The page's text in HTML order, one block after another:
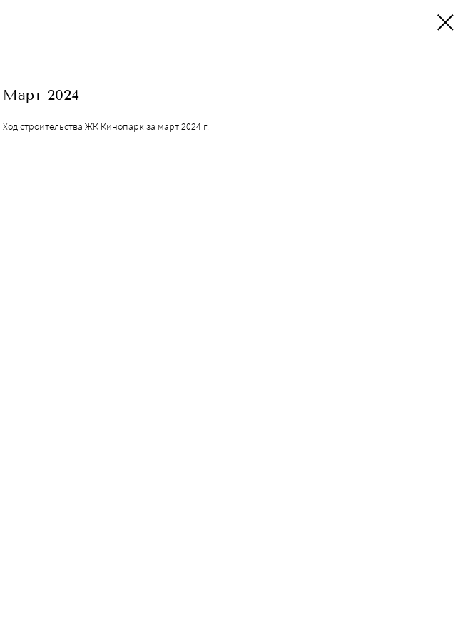
Март 2024
Ход строительства ЖК Кинопарк за март 2024 г.